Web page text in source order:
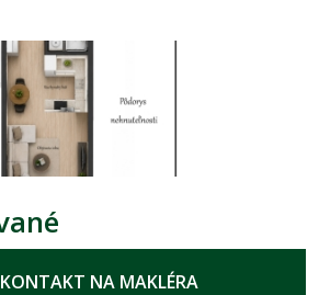
KONTAKT NA MAKLÉRA